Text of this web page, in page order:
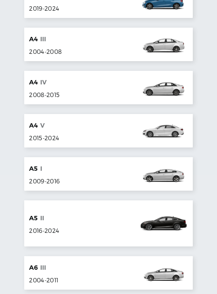
2019-2024
A4 III
2004-2008
A4 IV
2008-2015
A4 V
2015-2024
A5 I
2009-2016
A5 II
2016-2024
A6 III
2004-2011